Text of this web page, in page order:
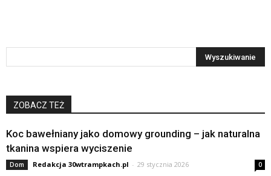
ZOBACZ TEŻ
Koc bawełniany jako domowy grounding – jak naturalna
tkanina wspiera wyciszenie
Dom Redakcja 30wtrampkach.pl - 29 stycznia 2026 0